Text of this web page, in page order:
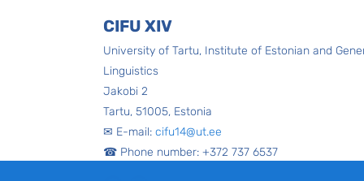
CIFU XIV
University of Tartu, Institute of Estonian and
Linguistics
Jakobi 2
Tartu, 51005, Estonia
✉ E-mail: cifu14@ut.ee
☎ Phone number: +372 737 6537